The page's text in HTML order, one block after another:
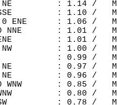
5.9 NE         : 1.14 /
2.8 SSE         : 1.10 /
7.0 ENE      : 1.06
4.0 NNE       : 1.01 /
1.8 ENE         : 1.01 /
1.5 NW         : 1.00 /
SE            : 0.99 /
5.6 NE         : 0.97 /
4.0 NE         : 0.96 /
4.0 WNW       : 0.85 /
WNW         : 0.80 /
2.1 SW          : 0.78 /